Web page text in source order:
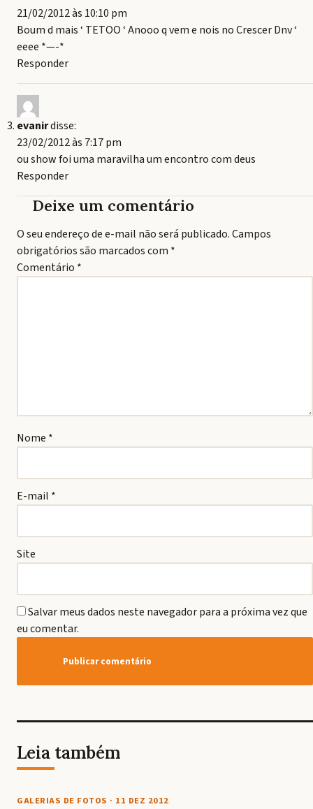
21/02/2012 às 10:10 pm
Boum d mais ‘ TETOO ‘ Anooo q vem e nois no Crescer Dnv ‘
eeee *—-*
Responder
evanirdisse:
23/02/2012 às 7:17 pm
ou show foi uma maravilha um encontro com deus
Responder
Deixe um comentário
O seu endereço de e-mail não será publicado.Campos
obrigatórios são marcados com *
Comentário *
Nome *
E-mail *
Site
Salvar meus dados neste navegador para a próxima vez que
eu comentar.
Leia também
GALERIAS DE FOTOS · 11 DEZ 2012